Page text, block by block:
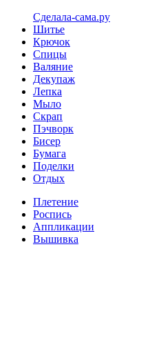
Сделала-сама.ру
Шитье
Крючок
Спицы
Валяние
Декупаж
Лепка
Мыло
Скрап
Пэчворк
Бисер
Бумага
Поделки
Отдых
Плетение
Роспись
Аппликации
Вышивка